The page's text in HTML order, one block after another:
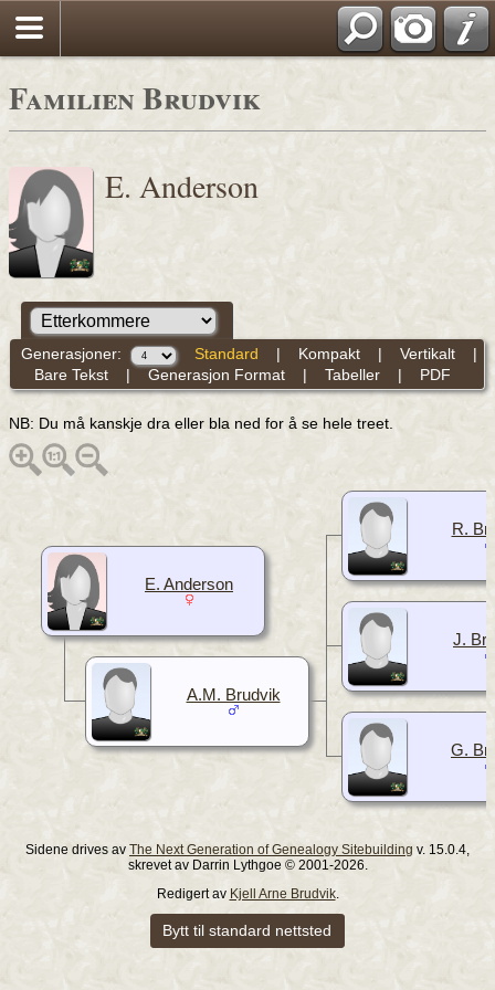
Familien Brudvik
E. Anderson
Generasjoner: Standard | Kompakt| Vertikalt|
Bare Tekst| Generasjon Format| Tabeller| PDF
NB: Du må kanskje dra eller bla ned for å se hele treet.
R.
J.
G.
E. Anderson
A.M. Brudvik
Sidene drives av The Next Generation of Genealogy Sitebuilding v. 15.0.4,
skrevet av Darrin Lythgoe © 2001-2026.
Redigert av Kjell Arne Brudvik.
Bytt til standard nettsted